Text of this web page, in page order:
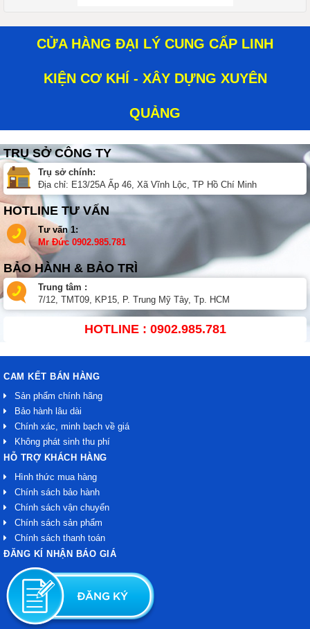
CỬA HÀNG ĐẠI LÝ CUNG CẤP LINH
KIỆN CƠ KHÍ - XÂY DỰNG XUYÊN
QUẢNG
TRỤ SỞ CÔNG TY
Trụ sở chính:
Địa chỉ: E13/25A Ấp 46, Xã Vĩnh Lộc, TP Hồ Chí Minh
HOTLINE TƯ VẤN
Tư vấn 1:
Mr Đức 0902.985.781
BẢO HÀNH & BẢO TRÌ
Trung tâm :
7/12, TMT09, KP15, P. Trung Mỹ Tây, Tp. HCM
HOTLINE : 0902.985.781
CAM KẾT BÁN HÀNG
Sản phẩm chính hãng
Bảo hành lâu dài
Chính xác, minh bạch về giá
Không phát sinh thu phí
HỖ TRỢ KHÁCH HÀNG
Hình thức mua hàng
Chính sách bảo hành
Chính sách vận chuyển
Chính sách sản phẩm
Chính sách thanh toán
ĐĂNG KÍ NHẬN BÁO GIÁ